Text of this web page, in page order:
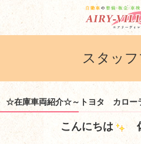
スタッ
☆在庫車両紹介☆～トヨタ カロー
こんにちは